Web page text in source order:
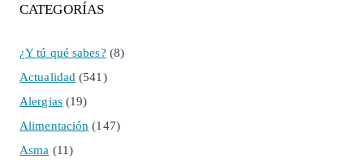
CATEGORÍAS
¿Y tú qué sabes? (8)
Actualidad (541)
Alergias(19)
Alimentación (147)
Asma (11)